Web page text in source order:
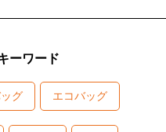
ーワード
グ エコバッグ